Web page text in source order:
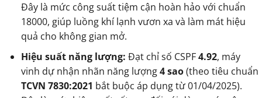
Đây là mức công suất tiệm cận hoàn hảo với chuẩn
18000, giúp luồng khí lạnh vươn xa và làm mát hiệu
quả cho không gian mở.
Hiệu suất năng lượng: Đạt chỉ số CSPF4.92, máy
vinh dự nhận nhãn năng lượng4 sao(theo tiêu chuẩn
TCVN 7830:2021 bắt buộc áp dụng từ 01/04/2025).